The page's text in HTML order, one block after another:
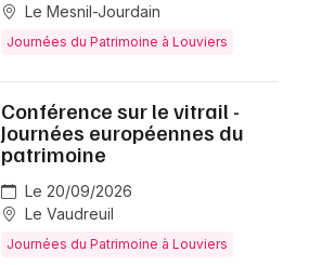
Le Mesnil-Jourdain
Journées du Patrimoine à Louviers
Conférence sur le vitrail -
Journées européennes du
patrimoine
Le 20/09/2026
Le Vaudreuil
Journées du Patrimoine à Louviers